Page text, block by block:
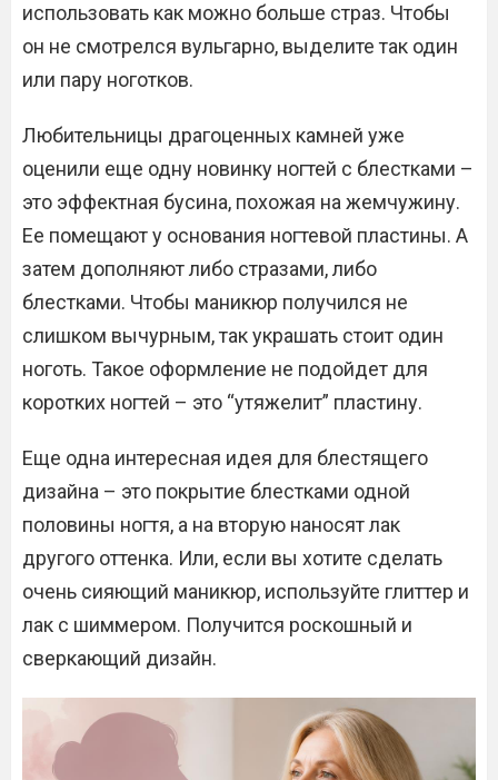
использовать как можно больше страз. Чтобы
он не смотрелся вульгарно, выделите так один
или пару ноготков.
Любительницы драгоценных камней уже
оценили еще одну новинку ногтей с блестками –
это эффектная бусина, похожая на жемчужину.
Ее помещают у основания ногтевой пластины. А
затем дополняют либо стразами, либо
блестками. Чтобы маникюр получился не
слишком вычурным, так украшать стоит один
ноготь. Такое оформление не подойдет для
коротких ногтей – это “утяжелит” пластину.
Еще одна интересная идея для блестящего
дизайна – это покрытие блестками одной
половины ногтя, а на вторую наносят лак
другого оттенка. Или, если вы хотите сделать
очень сияющий маникюр, используйте глиттер и
лак с шиммером. Получится роскошный и
сверкающий дизайн.